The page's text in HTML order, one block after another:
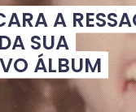
A
SUA
ÁLBUM